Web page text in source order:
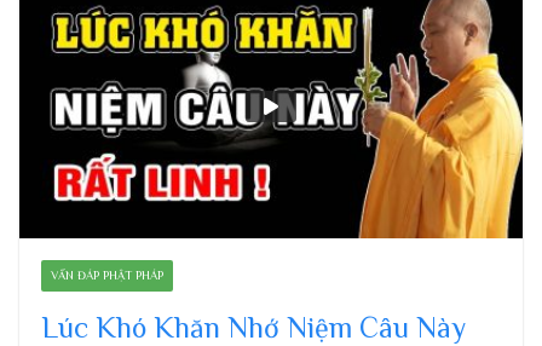
VẤN ĐÁP PHẬT PHÁP
Lúc Khó Khăn Nhớ Niệm Câu Này